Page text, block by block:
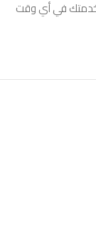
في أي وقت